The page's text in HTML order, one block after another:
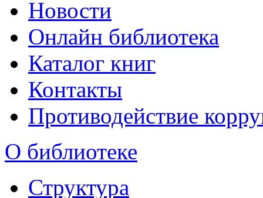
Новости
Онлайн библиотека
Каталог книг
Контакты
Противодействие
О библиотеке
Структура